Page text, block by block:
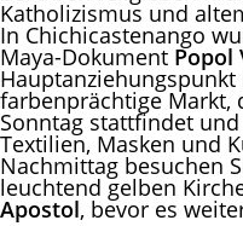
Katholizismus und
In Chichicastenango
Maya-Dokument Popol
farbenprächtige Markt,
Sonntag stattfindet
Textilien, Masken und
Nachmittag besuchen
leuchtend gelben
Apostol, bevor es